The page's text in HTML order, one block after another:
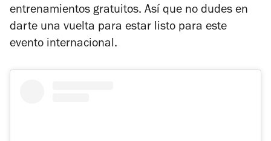
entrenamientos gratuitos. Así que no dudes en
darte una vuelta para estar listo para este
evento internacional.